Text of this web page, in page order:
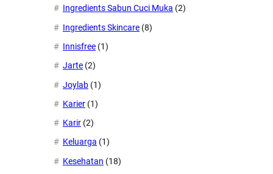
Ingredients Sabun Cuci Muka (2)
Ingredients Skincare (8)
Innisfree (1)
Jarte (2)
Joylab (1)
Karier (1)
Karir (2)
Keluarga (1)
Kesehatan (18)